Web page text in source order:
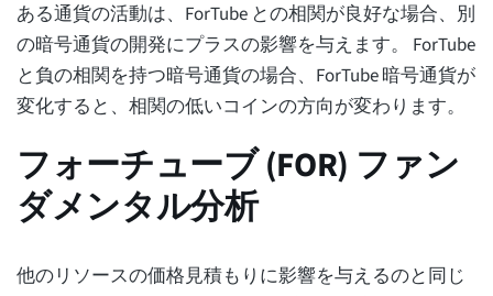
ある通貨の活動は、ForTube との相関が良好な場合、別
の暗号通貨の開発にプラスの影響を与えます。 ForTube
と負の相関を持つ暗号通貨の場合、ForTube 暗号通貨が
変化すると、相関の低いコインの方向が変わります。
フォーチューブ (FOR) ファン
ダメンタル分析
他のリソースの価格見積もりに影響を与えるのと同じ